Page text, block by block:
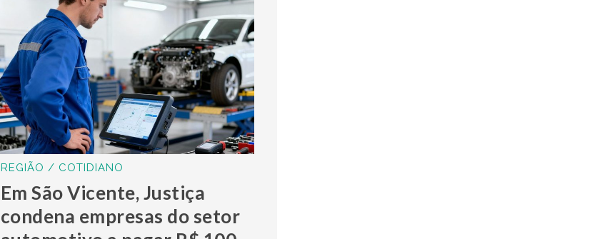
REGIÃO / COTIDIANO
Em São Vicente, Justiça
condena empresas do setor